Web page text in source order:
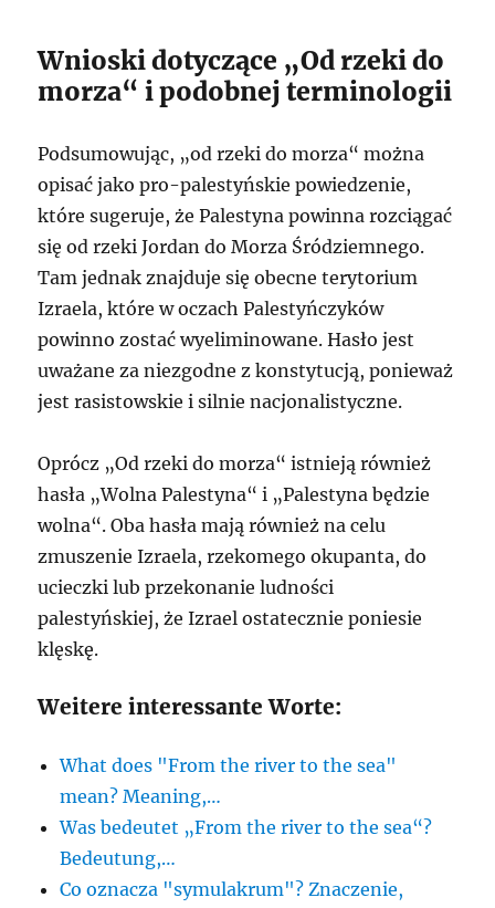
Wnioski dotyczące „Od rzeki do
morza“ i podobnej terminologii
Podsumowując, „od rzeki do morza“ można
opisać jako pro-palestyńskie powiedzenie,
które sugeruje, że Palestyna powinna rozciągać
się od rzeki Jordan do Morza Śródziemnego.
Tam jednak znajduje się obecne terytorium
Izraela, które w oczach Palestyńczyków
powinno zostać wyeliminowane. Hasło jest
uważane za niezgodne z konstytucją, ponieważ
jest rasistowskie i silnie nacjonalistyczne.
Oprócz „Od rzeki do morza“ istnieją również
hasła „Wolna Palestyna“ i „Palestyna będzie
wolna“. Oba hasła mają również na celu
zmuszenie Izraela, rzekomego okupanta, do
ucieczki lub przekonanie ludności
palestyńskiej, że Izrael ostatecznie poniesie
klęskę.
Weitere interessante Worte:
What does "From the river to the sea"
mean? Meaning,…
Was bedeutet „From the river to the sea“?
Bedeutung,…
Co oznacza "symulakrum"? Znaczenie,